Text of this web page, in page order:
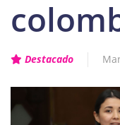
Destacado